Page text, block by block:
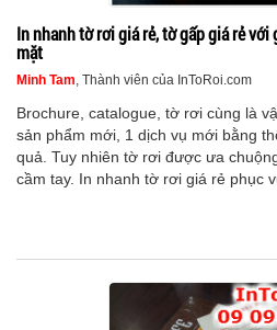
In nhanh tờ rơi giá rẻ, tờ gấp giá rẻ
mặt
Minh Tam , Thành viên của InToRoi.com
Brochure, catalogue, tờ rơi cùng là
sản phẩm mới, 1 dịch vụ mới bằng
quả. Tuy nhiên tờ rơi được ưa
cầm tay. In nhanh tờ rơi giá rẻ phục